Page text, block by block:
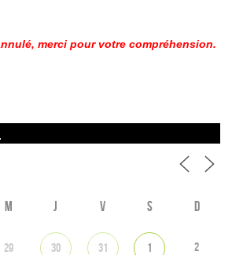
merci pour votre compréhension.
M J V S D
29 30 31 1 2